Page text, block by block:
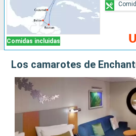
Comidas incluidas
Los camarotes de